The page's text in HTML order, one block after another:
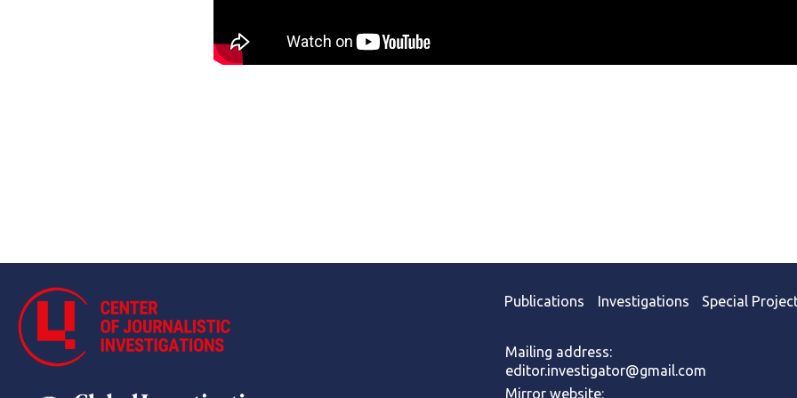
Publications Investigations Special
Mailing address:
editor.investigator@gmail.com
Mirror website: